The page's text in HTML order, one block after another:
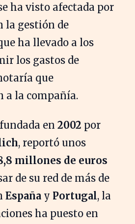
ha visto afectada por
la gestión de
ha llevado a los
los gastos de
que
a la compañía.
en 2002 por
, reportó unos
millones de euros
de su red de más de
España y Portugal, la
ha puesto en